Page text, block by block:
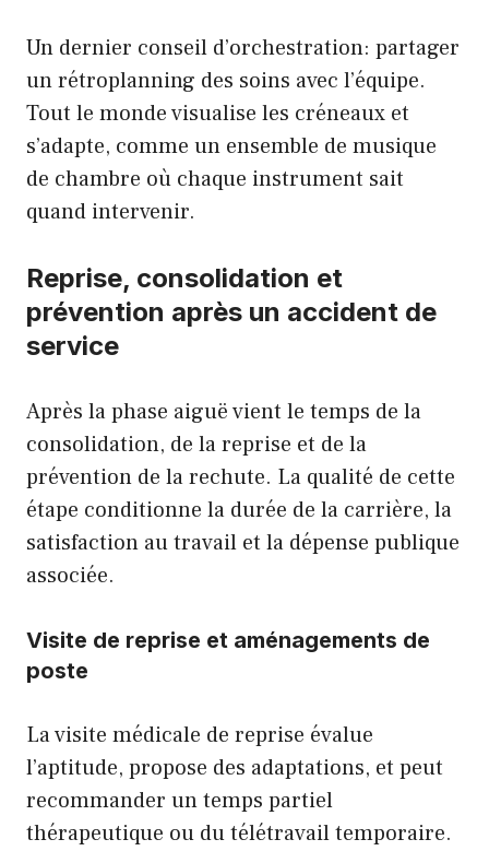
Un dernier conseil d’orchestration: partager
un rétroplanning des soins avec l’équipe.
Tout le monde visualise les créneaux et
s’adapte, comme un ensemble de musique
de chambre où chaque instrument sait
quand intervenir.
Reprise, consolidation et
prévention après un accident de
service
Après la phase aiguë vient le temps de la
consolidation, de la reprise et de la
prévention de la rechute. La qualité de cette
étape conditionne la durée de la carrière, la
satisfaction au travail et la dépense publique
associée.
Visite de reprise et aménagements de
poste
La visite médicale de reprise évalue
l’aptitude, propose des adaptations, et peut
recommander un temps partiel
thérapeutique ou du télétravail temporaire.